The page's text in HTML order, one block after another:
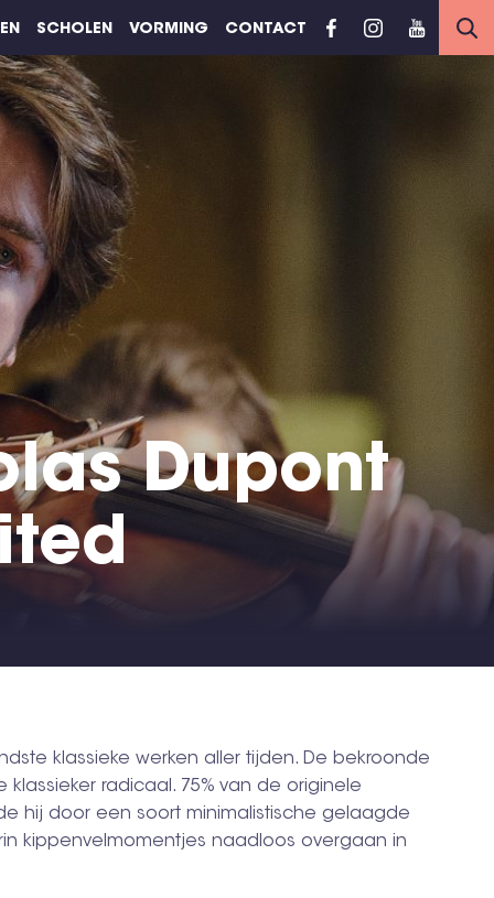
SCHOLEN VORMING CONTACT
Dupont
klassieke werken aller tijden. De bekroonde
klassieker radicaal. 75% van de originele
hij door een soort minimalistische gelaagde
kippenvelmomentjes naadloos overgaan in